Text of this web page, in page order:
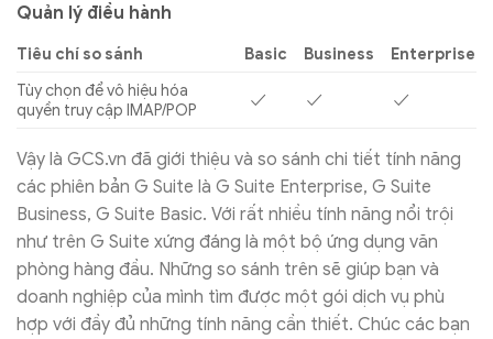
Quản lý điều hành
Tiêu chí so sánh Basic Business
Enterprise
Tùy chọn để vô hiệu hóa
quyền truy cập IMAP/POP
✓ ✓ ✓
Vậy là GCS.vn đã giới thiệu và so sánh chi tiết tính năng
các phiên bản G Suite là G Suite Enterprise, G Suite
Business, G Suite Basic. Với rất nhiều tính năng nổi trội
như trên G Suite xứng đáng là một bộ ứng dụng văn
phòng hàng đầu. Những so sánh trên sẽ giúp bạn và
doanh nghiệp của mình tìm được một gói dịch vụ phù
hợp với đầy đủ những tính năng cần thiết. Chúc các bạn